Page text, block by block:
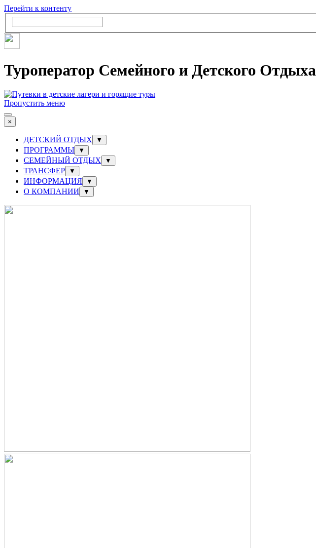
Перейти к контенту
Туроператор Семейного и Детского Отдыха
Пропустить меню
×
ДЕТСКИЙ ОТДЫХ ▼
ПРОГРАММЫ ▼
СЕМЕЙНЫЙ ОТДЫХ ▼
ТРАНСФЕР ▼
ИНФОРМАЦИЯ ▼
О КОМПАНИИ ▼